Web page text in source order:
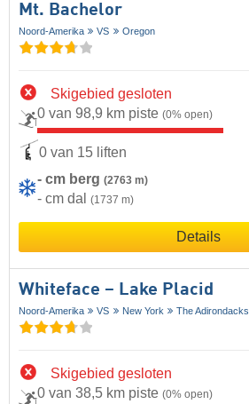
Mt. Bachelor
Noord-Amerika VS Oregon
Skigebied gesloten
0 van 98,9 km piste (0% open)
0 van 15 liften
- cm berg (2763 m)
- cm dal (1737 m)
Details
Whiteface – Lake Placid
Noord-Amerika VS New York The Adirondacks
Skigebied gesloten
0 van 38,5 km piste (0% open)